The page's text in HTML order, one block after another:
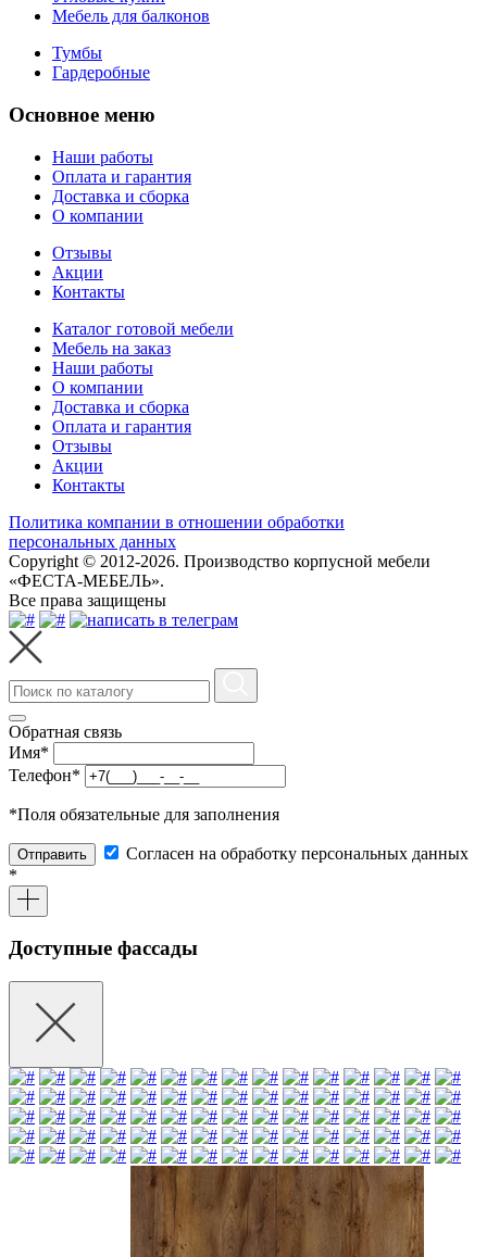
Мебель для балконов
Тумбы
Гардеробные
Основное меню
Наши работы
Оплата и гарантия
Доставка и сборка
О компании
Отзывы
Акции
Контакты
Каталог готовой мебели
Мебель на заказ
Наши работы
О компании
Доставка и сборка
Оплата и гарантия
Отзывы
Акции
Контакты
Политика компании в отношении обработки
персональных данных
Copyright © 2012-2026. Производство корпусной мебели
«ФЕСТА-МЕБЕЛЬ».
Все права защищены
Обратная связь
Имя*
Телефон*
*Поля обязательные для заполнения
Отправить
Согласен на обработку персональных данных
*
Доступные фассады